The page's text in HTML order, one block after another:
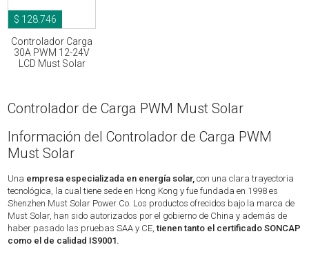
$ 128.746
Controlador Carga
30A PWM 12-24V
LCD Must Solar
Controlador de Carga PWM Must Solar
Información del Controlador de Carga PWM
Must Solar
Una empresa especializada en energía solar, con una clara trayectoria
tecnológica, la cual tiene sede en Hong Kong y fue fundada en 1998 es
Shenzhen Must Solar Power Co. Los productos ofrecidos bajo la marca de
Must Solar, han sido autorizados por el gobierno de China y además de
haber pasado las pruebas SAA y CE,tienen tanto el certificado SONCAP
como el de calidad IS9001.